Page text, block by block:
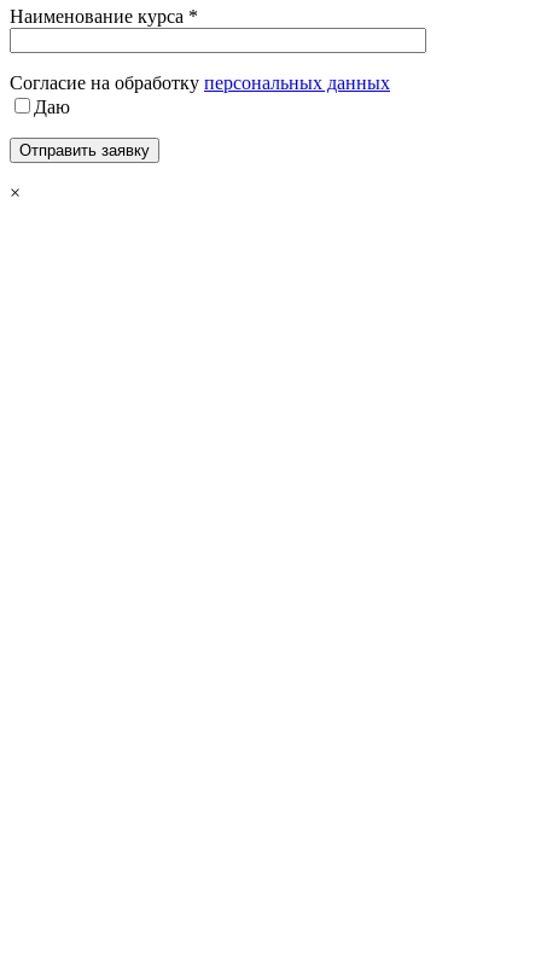
Наименование курса *
Cогласие на обработку персональных данных
Даю
×